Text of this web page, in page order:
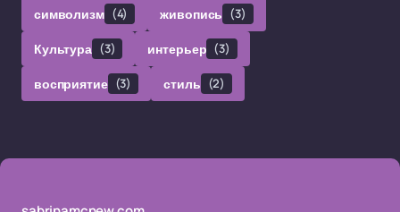
символизм (4) живопись (3)
Культура (3) интерьер (3)
восприятие (3) стиль (2)